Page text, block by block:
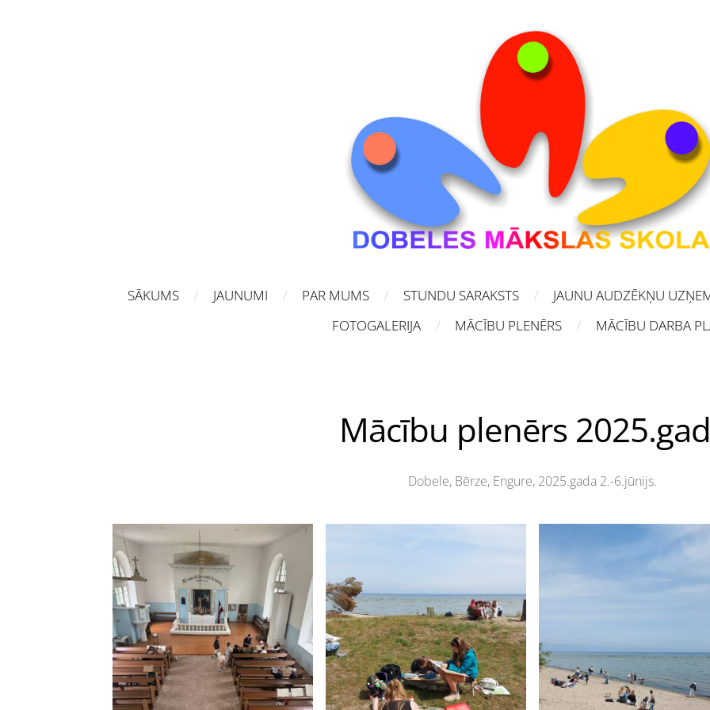
SĀKUMS JAUNUMI PAR MUMS STUNDU SARAKSTS
JAUNU AUDZĒKŅU
FOTOGALERIJA
MĀCĪBU PLENĒRS MĀCĪBU DARBA
Mācību plenērs
Dobele, Bērze, Engure, 2025.gada 2.-6.jūnijs.